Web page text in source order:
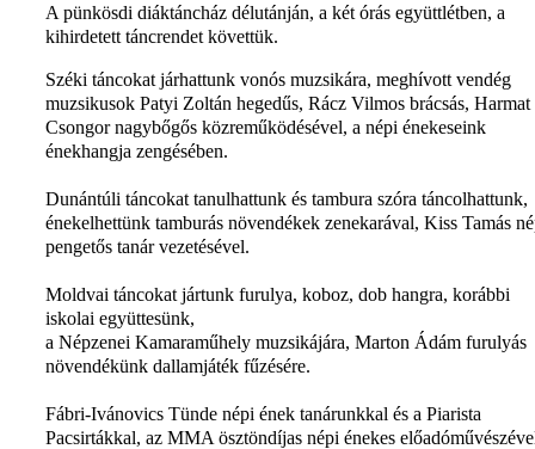
A pünkösdi diáktáncház délutánján, a két órás együttlétben, a
kihirdetett táncrendet követtük.
Széki táncokat járhattunk vonós muzsikára, meghívott vendég
muzsikusok Patyi Zoltán hegedűs, Rácz Vilmos brácsás, Harmat
Csongor nagybőgős közreműködésével, a népi énekeseink
énekhangja zengésében.
Dunántúli táncokat tanulhattunk és tambura szóra táncolhattunk,
énekelhettünk tamburás növendékek zenekarával, Kiss Tamás
pengetős tanár vezetésével.
Moldvai táncokat jártunk furulya, koboz, dob hangra, korábbi
iskolai együttesünk,
a Népzenei Kamaraműhely muzsikájára, Marton Ádám furulyás
növendékünk dallamjáték fűzésére.
Fábri-Ivánovics Tünde népi ének tanárunkkal és a Piarista
Pacsirtákkal, az MMA ösztöndíjas népi énekes